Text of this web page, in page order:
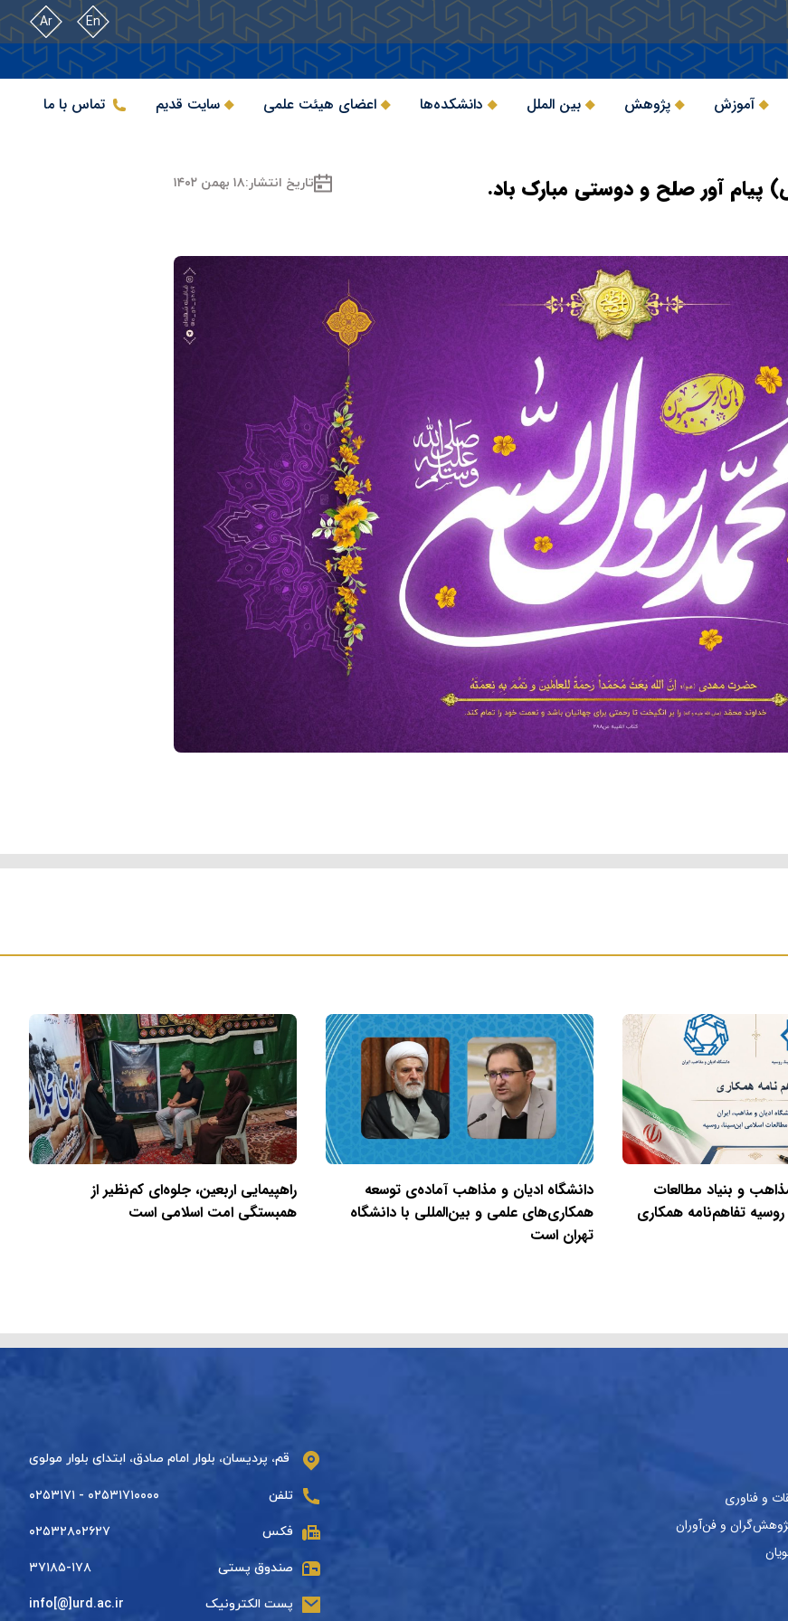
En
Ar
آموزش پژوهش بین الملل دانشکده‌ها اعضای هیئت علمی سایت قدیم تماس با ما
پیام آور صلح و دوستی مبارک باد. تاریخ انتشار:۱۸ بهمن ۱۴۰۲
و بنیاد مطالعات
تفاهم‌نامه همکاری
دانشگاه ادیان و مذاهب آماده‌ی توسعه
همکاری‌های علمی و بین‌المللی با دانشگاه
تهران است
راهپیمایی اربعین، جلوه‌ای کم‌نظیر از
همبستگی امت اسلامی است
و فناوری
و فن‌آوران
قم، پردیسان، بلوار امام صادق، ابتدای بلوار مولوی
تلفن ۰۲۵۳۱۷۱۰۰۰۰ - ۰۲۵۳۱۷۱
فکس ۰۲۵۳۲۸۰۲۶۲۷
صندوق پستی ۳۷۱۸۵-۱۷۸
پست الکترونیک info[@]urd.ac.ir